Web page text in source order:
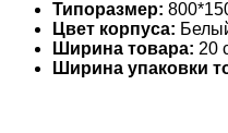
Типоразмер:
Цвет корпуса:
Ширина товара: 20
Ширина упаковки